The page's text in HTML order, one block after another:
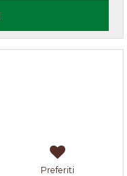
Preferiti